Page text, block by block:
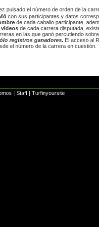
pulsado el número de orden de la
con sus participantes y datos
de cada caballo participante,
de cada carrera disputada,
en las que ganó percutiendo
registros ganadores. El acceso al
el número de la carrera en cuestión.
| Staff | Turfinyoursite